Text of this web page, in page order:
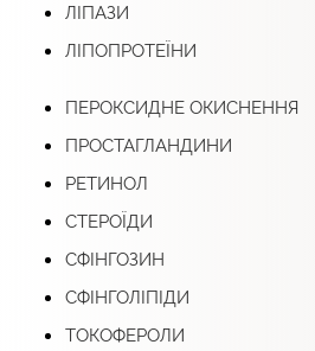
ЛІПАЗИ
ЛІПОПРОТЕЇНИ
ПЕРОКСИДНЕ ОКИСНЕННЯ
ПРОСТАГЛАНДИНИ
РЕТИНОЛ
СТЕРОЇДИ
СФІНГОЗИН
СФІНГОЛІПІДИ
ТОКОФЕРОЛИ